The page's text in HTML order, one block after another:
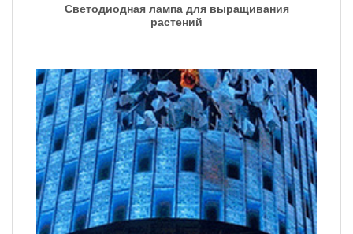
Светодиодная лампа для выращивания
растений